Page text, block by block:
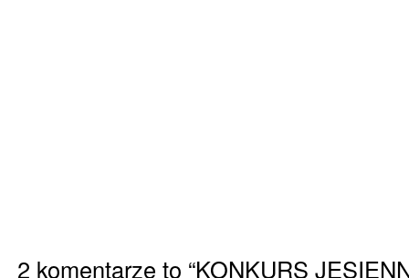
2 komentarze to “KONKURS